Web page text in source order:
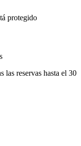
protegido
las reservas hasta el 30